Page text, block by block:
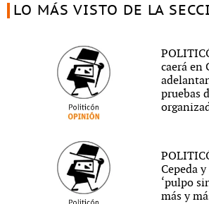
LO MÁS VISTO DE LA
caerá en
pruebas
Cepeda
‘pulpo
más y